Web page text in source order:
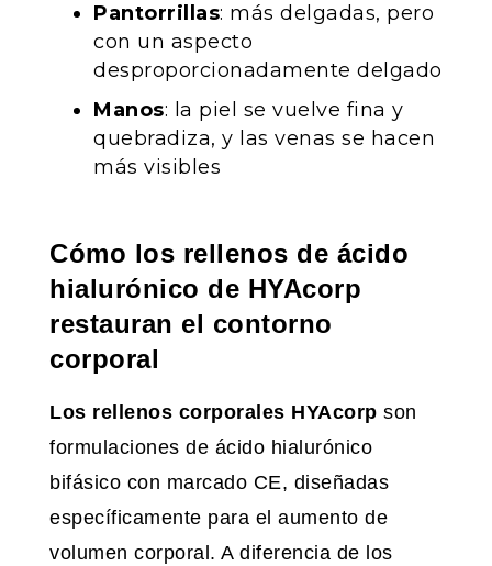
Pantorrillas: más delgadas, pero
con un aspecto
desproporcionadamente delgado
Manos: la piel se vuelve fina y
quebradiza, y las venas se hacen
más visibles
Cómo los rellenos de ácido
hialurónico de HYAcorp
restauran el contorno
corporal
Los rellenos corporales HYAcorp son
formulaciones de ácido hialurónico
bifásico con marcado CE, diseñadas
específicamente para el aumento de
volumen corporal. A diferencia de los